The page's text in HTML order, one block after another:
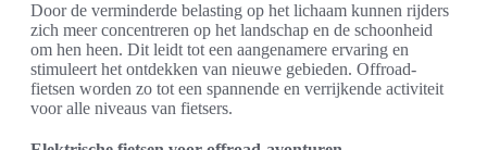
Door de verminderde belasting op het lichaam kunnen rijders
zich meer concentreren op het landschap en de schoonheid
om hen heen. Dit leidt tot een aangenamere ervaring en
stimuleert het ontdekken van nieuwe gebieden. Offroad-
fietsen worden zo tot een spannende en verrijkende activiteit
voor alle niveaus van fietsers.